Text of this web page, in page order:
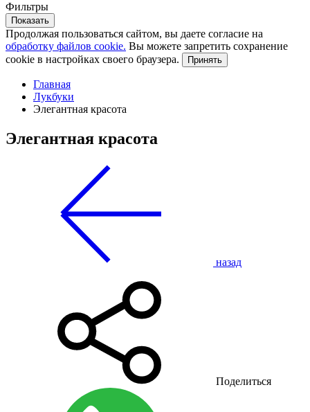
Фильтры
Показать
Продолжая пользоваться сайтом, вы даете согласие на
обработку файлов cookie. Вы можете запретить сохранение
cookie в настройках своего браузера.
Принять
Главная
Лукбуки
Элегантная красота
Элегантная красота
назад
Поделиться